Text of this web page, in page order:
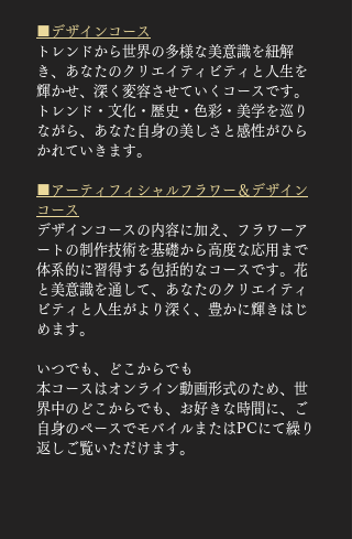
■デザインコース
トレンドから世界の多様な美意識を紐解
き、あなたのクリエイティビティと人生を
輝かせ、深く変容させていくコースです。
トレンド・文化・歴史・色彩・美学を巡り
ながら、あなた自身の美しさと感性がひら
かれていきます。
■アーティフィシャルフラワー＆デザイン
コース
デザインコースの内容に加え、フラワーア
ートの制作技術を基礎から高度な応用まで
体系的に習得する包括的なコースです。花
と美意識を通して、あなたのクリエイティ
ビティと人生がより深く、豊かに輝きはじ
めます。
いつでも、どこからでも
本コースはオンライン動画形式のため、世
界中のどこからでも、お好きな時間に、ご
自身のペースでモバイルまたはPCにて繰り
返しご覧いただけます。